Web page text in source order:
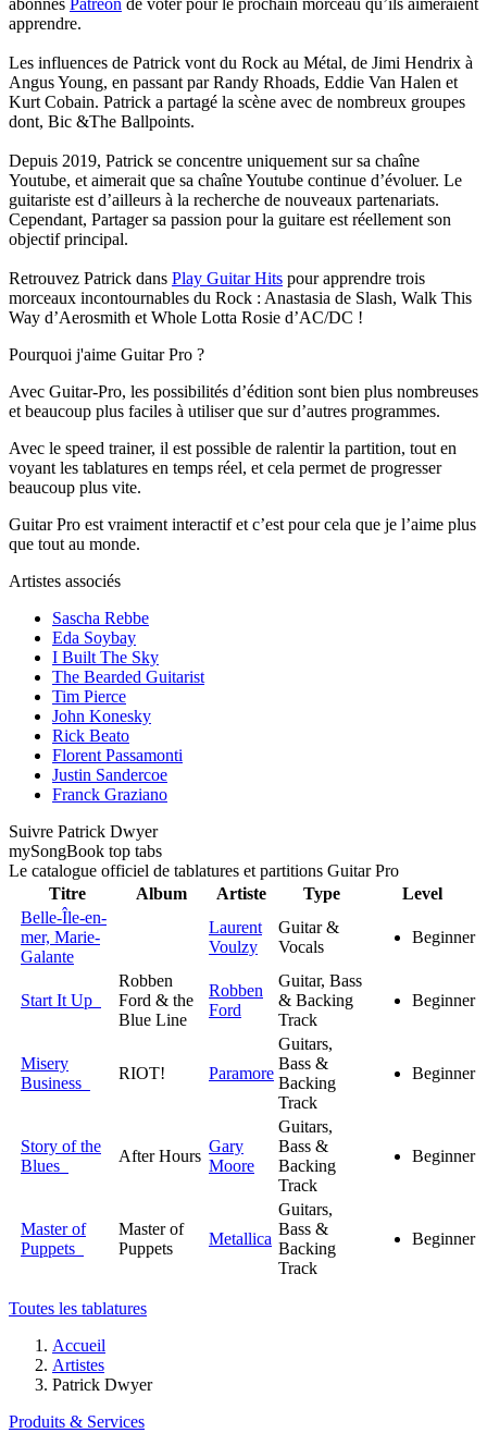
abonnés Patreon de voter pour le prochain morceau qu’ils aimeraient
apprendre.
Les influences de Patrick vont du Rock au Métal, de Jimi Hendrix à
Angus Young, en passant par Randy Rhoads, Eddie Van Halen et
Kurt Cobain. Patrick a partagé la scène avec de nombreux groupes
dont, Bic &The Ballpoints.
Depuis 2019, Patrick se concentre uniquement sur sa chaîne
Youtube, et aimerait que sa chaîne Youtube continue d’évoluer. Le
guitariste est d’ailleurs à la recherche de nouveaux partenariats.
Cependant, Partager sa passion pour la guitare est réellement son
objectif principal.
Retrouvez Patrick dans Play Guitar Hits pour apprendre trois
morceaux incontournables du Rock : Anastasia de Slash, Walk This
Way d’Aerosmith et Whole Lotta Rosie d’AC/DC !
Pourquoi j'aime Guitar Pro ?
Avec Guitar-Pro, les possibilités d’édition sont bien plus nombreuses
et beaucoup plus faciles à utiliser que sur d’autres programmes.
Avec le speed trainer, il est possible de ralentir la partition, tout en
voyant les tablatures en temps réel, et cela permet de progresser
beaucoup plus vite.
Guitar Pro est vraiment interactif et c’est pour cela que je l’aime plus
que tout au monde.
Artistes associés
Sascha Rebbe
Eda Soybay
I Built The Sky
The Bearded Guitarist
Tim Pierce
John Konesky
Rick Beato
Florent Passamonti
Justin Sandercoe
Franck Graziano
Suivre Patrick Dwyer
mySongBook top tabs
Le catalogue officiel de tablatures et partitions Guitar Pro
Titre
Album Artiste Type
Level
Belle-Île-en-
mer, Marie-
Galante
Laurent
Voulzy
Guitar &
Vocals
Beginner
Start It Up
Robben
Ford & the
Blue Line
Robben
Ford
Guitar, Bass
& Backing
Track
Beginner
Misery
Business
RIOT! Paramore
Guitars,
Bass &
Backing
Track
Beginner
Story of the
Blues
After Hours
Gary
Moore
Guitars,
Bass &
Backing
Track
Beginner
Master of
Puppets
Master of
Puppets
Metallica
Guitars,
Bass &
Backing
Track
Beginner
Toutes les tablatures
Accueil
Artistes
Patrick Dwyer
Produits & Services